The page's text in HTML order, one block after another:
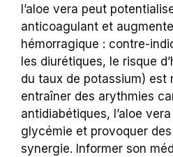
l’aloe vera peut
anticoagulant et
hémorragique : contre-
les diurétiques, le risque
du taux de potassium) est
entraîner des arythmies
antidiabétiques, l’aloe
glycémie et provoquer
synergie. Informer son